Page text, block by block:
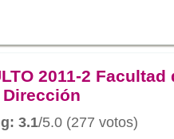
2011-2 Facultad
3.1/5.0 (277 votos)